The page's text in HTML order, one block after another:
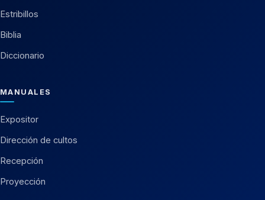
Estribillos
Biblia
Diccionario
MANUALES
Expositor
Dirección de cultos
Recepción
Proyección